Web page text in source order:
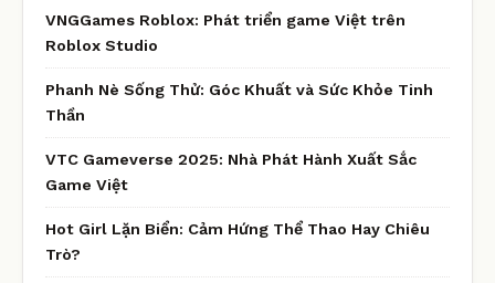
VNGGames Roblox: Phát triển game Việt trên
Roblox Studio
Phanh Nè Sống Thử: Góc Khuất và Sức Khỏe Tinh
Thần
VTC Gameverse 2025: Nhà Phát Hành Xuất Sắc
Game Việt
Hot Girl Lặn Biển: Cảm Hứng Thể Thao Hay Chiêu
Trò?